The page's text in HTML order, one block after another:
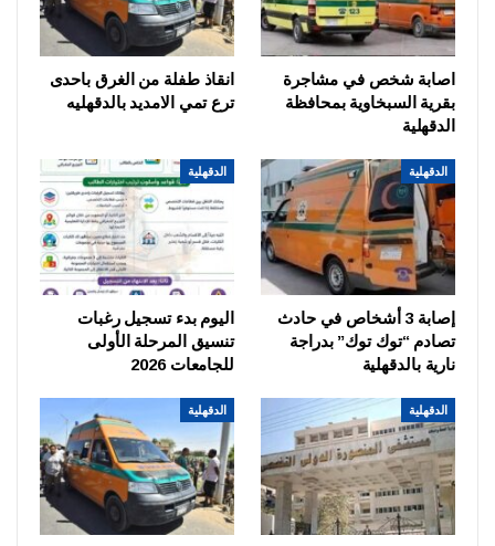
اصابة شخص في مشاجرة
بقرية السبخاوية بمحافظة
الدقهلية
انقاذ طفلة من الغرق باحدى
ترع تمي الامديد بالدقهليه
الدقهلية
إصابة 3 أشخاص في حادث
تصادم “توك توك” بدراجة
نارية بالدقهلية
الدقهلية
اليوم بدء تسجيل رغبات
تنسيق المرحلة الأولى
للجامعات 2026
الدقهلية الدقهلية